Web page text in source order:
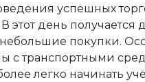
успешных
этот день получается
покупки.
с транспортными
легко начинать